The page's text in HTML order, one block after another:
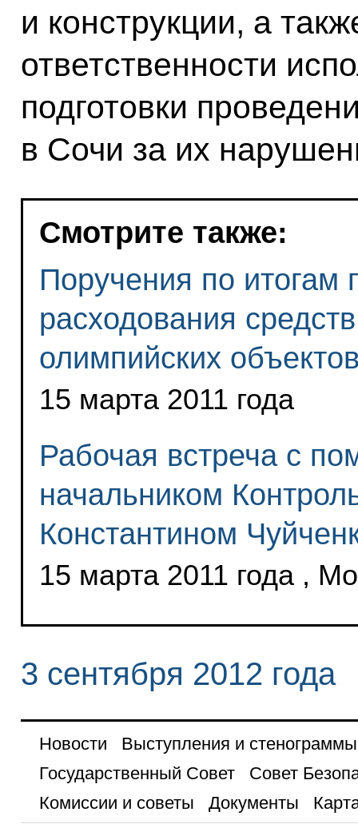
и конструкции, а
ответственности
подготовки
в Сочи за их
Смотрите также:
Поручения по итогам
расходования
олимпийских
15 марта 2011 года
Рабочая встреча с
начальником
Константином
15 марта 2011 года ,
3 сентября 2012 года
Новости
Выступления и стенограммы
Государственный Совет
Совет
Комиссии и советы
Документы